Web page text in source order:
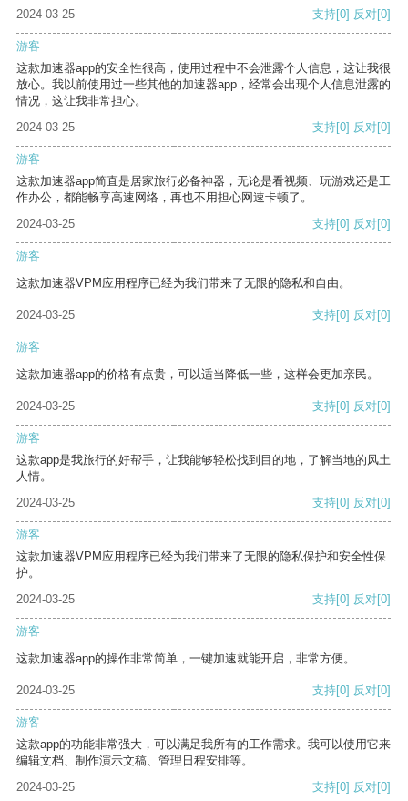
2024-03-25 支持[0] 反对[0]
游客
这款加速器app的安全性很高，使用过程中不会泄露个人信息，这让我很
放心。我以前使用过一些其他的加速器app，经常会出现个人信息泄露的
情况，这让我非常担心。
2024-03-25
支持[0] 反对[0]
游客
这款加速器app简直是居家旅行必备神器，无论是看视频、玩游戏还是工
作办公，都能畅享高速网络，再也不用担心网速卡顿了。
2024-03-25
支持[0] 反对[0]
游客
这款加速器VPM应用程序已经为我们带来了无限的隐私和自由。
2024-03-25 支持[0] 反对[0]
游客
这款加速器app的价格有点贵，可以适当降低一些，这样会更加亲民。
2024-03-25 支持[0] 反对[0]
游客
这款app是我旅行的好帮手，让我能够轻松找到目的地，了解当地的风土
人情。
2024-03-25
支持[0] 反对[0]
游客
这款加速器VPM应用程序已经为我们带来了无限的隐私保护和安全性保
护。
2024-03-25
支持[0] 反对[0]
游客
这款加速器app的操作非常简单，一键加速就能开启，非常方便。
2024-03-25 支持[0] 反对[0]
游客
这款app的功能非常强大，可以满足我所有的工作需求。我可以使用它来
编辑文档、制作演示文稿、管理日程安排等。
2024-03-25
支持[0] 反对[0]